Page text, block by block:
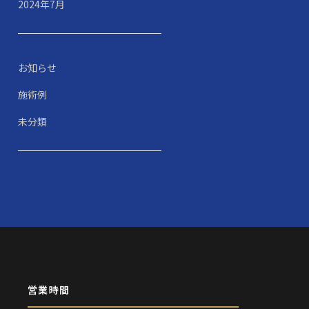
2024年7月
お知らせ
施術例
未分類
営業時間